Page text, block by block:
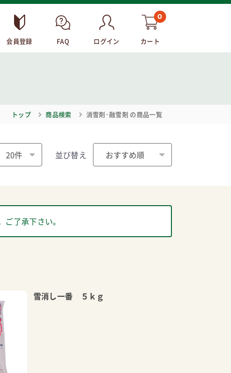
会員登録 FAQ ログイン
0
カート
トップ 商品検索 消雪剤･融雪剤 の商品一覧
並び替え
了承下さい。
雪消し一番 ５ｋｇ